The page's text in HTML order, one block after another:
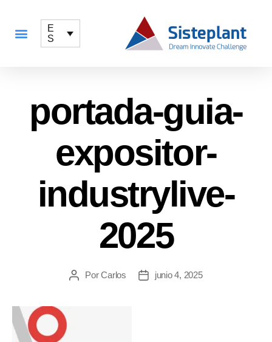
E
S
portada-guia-
expositor-
industrylive-
2025
PorCarlos junio 4, 2025